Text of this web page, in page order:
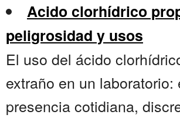
Acido clorhídrico
peligrosidad y usos
El uso del ácido
extraño en un laboratorio:
presencia cotidiana,